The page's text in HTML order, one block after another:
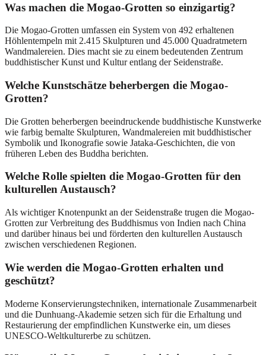
Was machen die Mogao-Grotten so einzigartig?
Die Mogao-Grotten umfassen ein System von 492 erhaltenen
Höhlentempeln mit 2.415 Skulpturen und 45.000 Quadratmetern
Wandmalereien. Dies macht sie zu einem bedeutenden Zentrum
buddhistischer Kunst und Kultur entlang der Seidenstraße.
Welche Kunstschätze beherbergen die Mogao-
Grotten?
Die Grotten beherbergen beeindruckende buddhistische Kunstwerke
wie farbig bemalte Skulpturen, Wandmalereien mit buddhistischer
Symbolik und Ikonografie sowie Jataka-Geschichten, die von
früheren Leben des Buddha berichten.
Welche Rolle spielten die Mogao-Grotten für den
kulturellen Austausch?
Als wichtiger Knotenpunkt an der Seidenstraße trugen die Mogao-
Grotten zur Verbreitung des Buddhismus von Indien nach China
und darüber hinaus bei und förderten den kulturellen Austausch
zwischen verschiedenen Regionen.
Wie werden die Mogao-Grotten erhalten und
geschützt?
Moderne Konservierungstechniken, internationale Zusammenarbeit
und die Dunhuang-Akademie setzen sich für die Erhaltung und
Restaurierung der empfindlichen Kunstwerke ein, um dieses
UNESCO-Weltkulturerbe zu schützen.